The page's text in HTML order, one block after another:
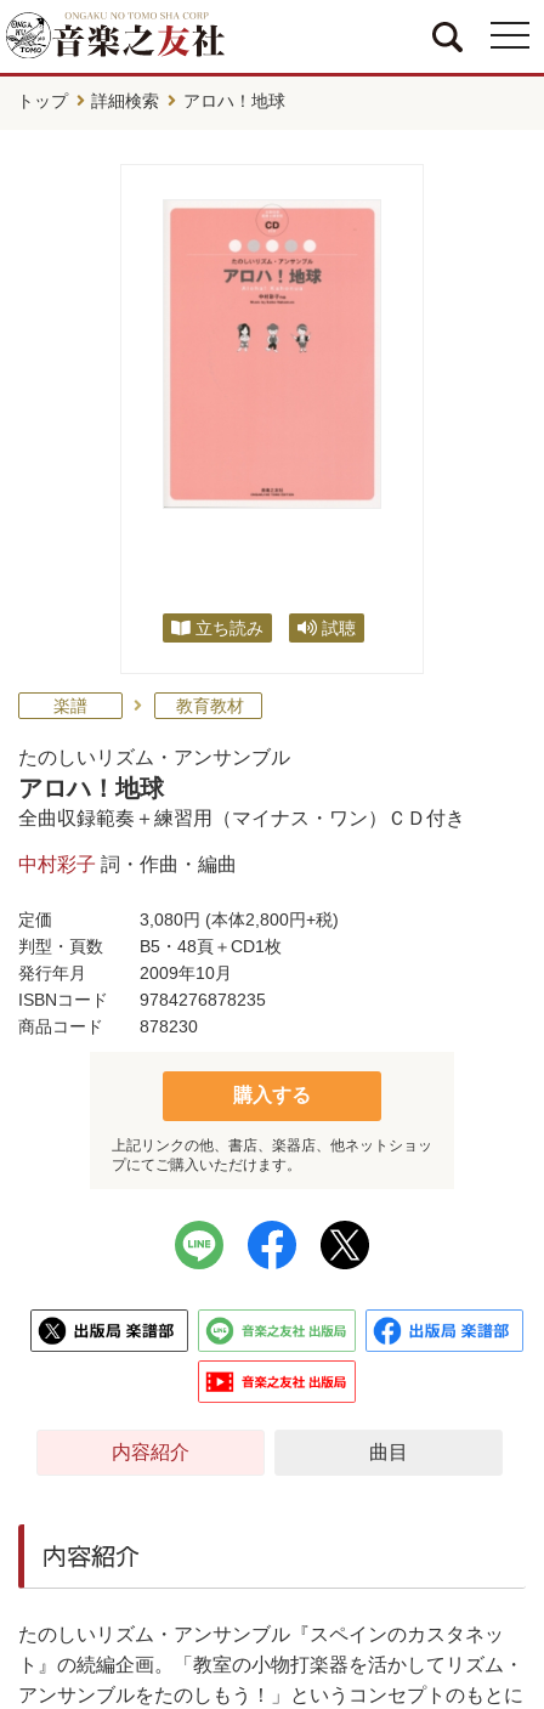
トップ 詳細検索 アロハ！地球
立ち読み 試聴
楽譜 教育教材
たのしいリズム・アンサンブル
アロハ！地球
全曲収録範奏＋練習用（マイナス・ワン）ＣＤ付き
中村彩子 詞・作曲・編曲
定価 3,080円 (本体2,800円+税)
判型・頁数
B5・48頁＋CD1枚
発行年月
2009年10月
ISBNコード
9784276878235
商品コード
878230
購入する
上記リンクの他、書店、楽器店、他ネットショッ
プにてご購入いただけます。
内容紹介 曲目
内容紹介
たのしいリズム・アンサンブル『スペインのカスタネッ
ト』の続編企画。「教室の小物打楽器を活かしてリズム・
アンサンブルをたのしもう！」というコンセプトのもとに